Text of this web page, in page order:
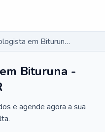
Hematologista em Bituruna - PR
Bituruna -
e agende agora a sua